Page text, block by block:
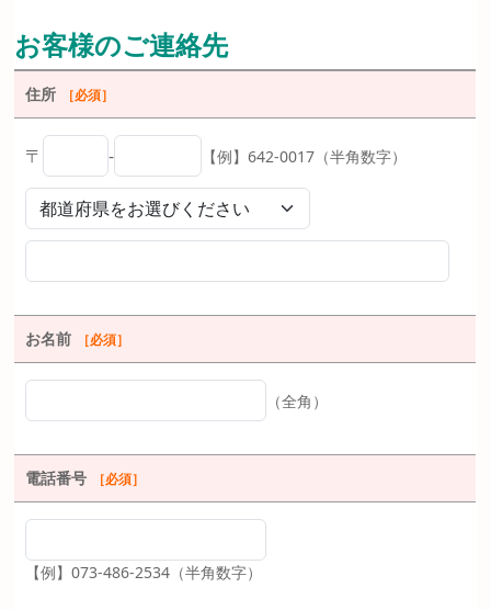
お客様のご連絡先
住所 ［必須］
〒 - 【例】642-0017（半角数字）
お名前 ［必須］
（全角）
電話番号 ［必須］
【例】073-486-2534（半角数字）